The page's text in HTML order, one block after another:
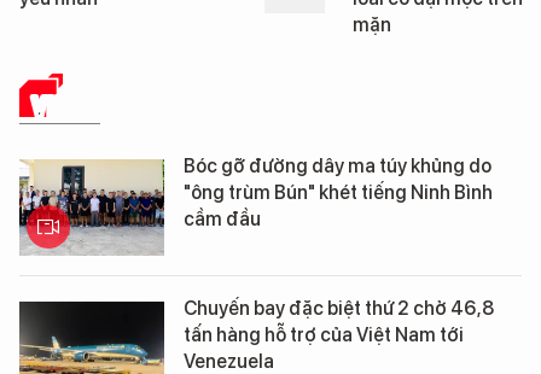
VIDEO
Bóc gỡ đường dây ma túy khủng do
"ông trùm Bún" khét tiếng Ninh Bình
cầm đầu
Chuyến bay đặc biệt thứ 2 chở 46,8
tấn hàng hỗ trợ của Việt Nam tới
Venezuela